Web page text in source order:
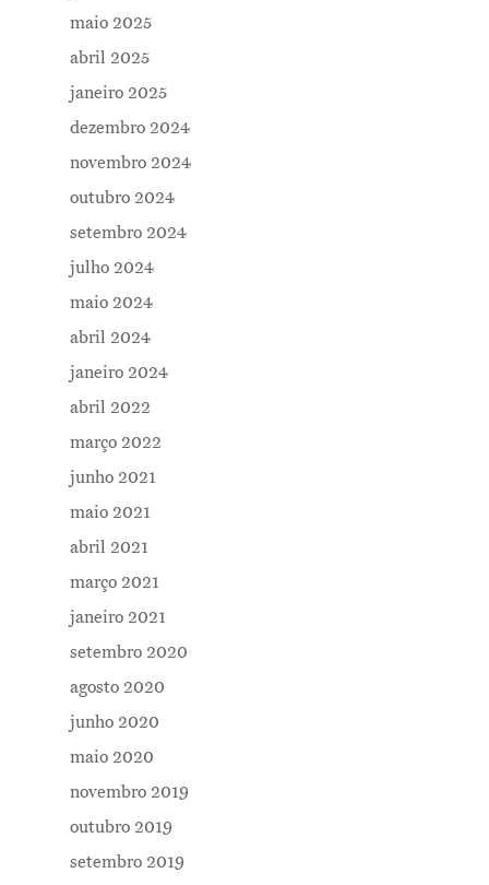
maio 2025
abril 2025
janeiro 2025
dezembro 2024
novembro 2024
outubro 2024
setembro 2024
julho 2024
maio 2024
abril 2024
janeiro 2024
abril 2022
março 2022
junho 2021
maio 2021
abril 2021
março 2021
janeiro 2021
setembro 2020
agosto 2020
junho 2020
maio 2020
novembro 2019
outubro 2019
setembro 2019